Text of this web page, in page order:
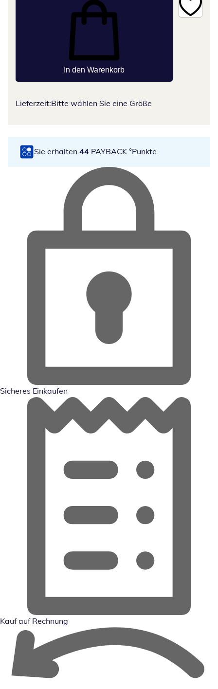
In den Warenkorb
Lieferzeit:Bitte wählen Sie eine Größe
Sie erhalten 44 PAYBACK °Punkte
Sicheres Einkaufen
Kauf auf Rechnung